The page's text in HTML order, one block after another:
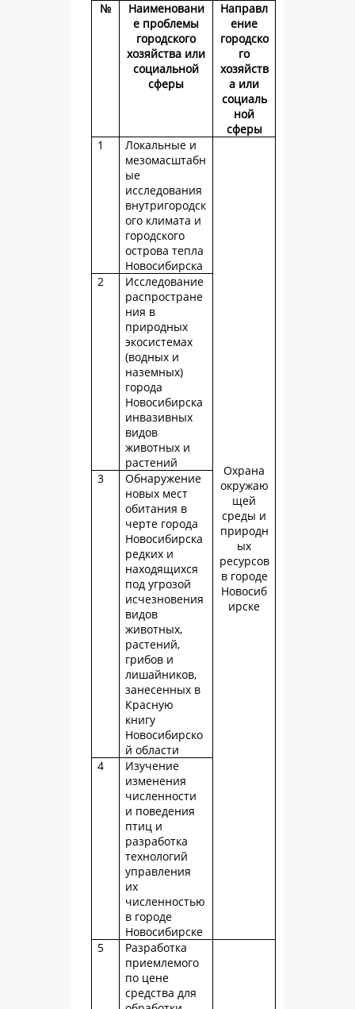
№
Наименовани
е проблемы
городского
хозяйства или
социальной
сферы
Направл
ение
городско
го
хозяйств
а или
социаль
ной
сферы
1
Локальные и
мезомасштабн
ые
исследования
внутригородск
ого климата и
городского
острова тепла
Новосибирска
Охрана
окружаю
щей
среды и
природн
ых
ресурсов
в городе
Новосиб
ирске
2
Исследование
распростране
ния в
природных
экосистемах
(водных и
наземных)
города
Новосибирска
инвазивных
видов
животных и
растений
3
Обнаружение
новых мест
обитания в
черте города
Новосибирска
редких и
находящихся
под угрозой
исчезновения
видов
животных,
растений,
грибов и
лишайников,
занесенных в
Красную
книгу
Новосибирско
й области
4
Изучение
изменения
численности
и поведения
птиц и
разработка
технологий
управления
их
численностью
в городе
Новосибирске
5
Разработка
приемлемого
по цене
средства для